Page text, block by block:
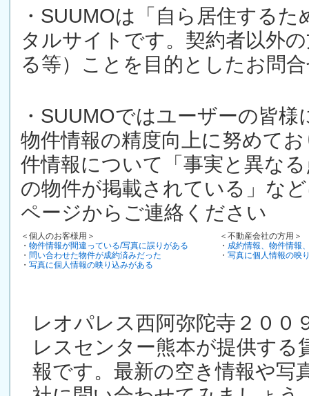
・SUUMOは「自ら居住する
タルサイトです。契約者以外
る等）ことを目的としたお問
・SUUMOではユーザーの皆
物件情報の精度向上に努めて
件情報について「事実と異な
の物件が掲載されている」な
ページからご連絡ください
＜個人のお客様用＞
・ 物件情報が間違っている/写真に誤りがある
・ 問い合わせた物件が成約済みだった
・ 写真に個人情報の映り込みがある
＜不動産会社の方用＞
・ 成約情報、物件情報
・ 写真に個人情報の映
レオパレス西阿弥陀寺２００
レスセンター熊本が提供する
報です。最新の空き情報や写